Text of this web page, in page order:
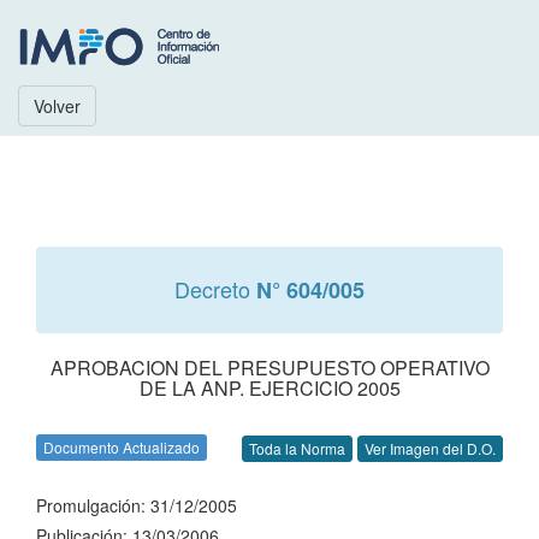
Volver
Decreto N° 604/005
APROBACION DEL PRESUPUESTO OPERATIVO
DE LA ANP. EJERCICIO 2005
Documento Actualizado Toda la Norma Ver Imagen del D.O.
Promulgación: 31/12/2005